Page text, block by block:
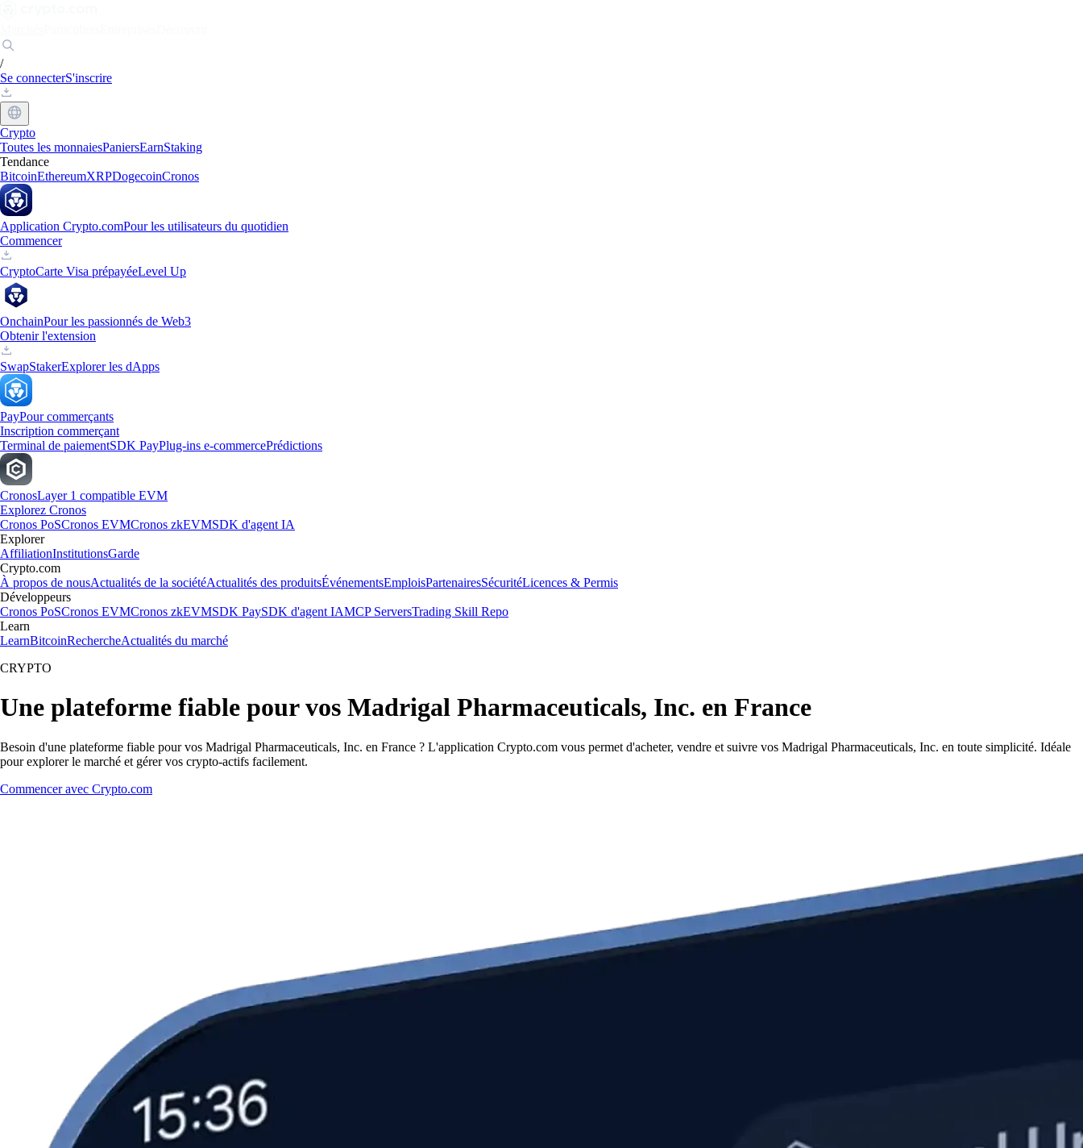
/
Se connecterS'inscrire
Crypto
Toutes les monnaiesPaniersEarnStaking
Tendance
BitcoinEthereumXRPDogecoinCronos
Application Crypto.comPour les utilisateurs du quotidien
Commencer
CryptoCarte Visa prépayéeLevel Up
OnchainPour les passionnés de Web3
Obtenir l'extension
SwapStakerExplorer les dApps
PayPour commerçants
Inscription commerçant
Terminal de paiementSDK PayPlug-ins e-commercePrédictions
CronosLayer 1 compatible EVM
Explorez Cronos
Cronos PoSCronos EVMCronos zkEVMSDK d'agent IA
Explorer
AffiliationInstitutionsGarde
Crypto.com
À propos de nousActualités de la sociétéActualités des produitsÉvénementsEmploisPartenairesSécuritéLicences & Permis
Développeurs
Cronos PoSCronos EVMCronos zkEVMSDK PaySDK d'agent IAMCP ServersTrading Skill Repo
Learn
LearnBitcoinRechercheActualités du marché
CRYPTO
Une plateforme fiable pour vos Madrigal Pharmaceuticals, Inc. en France
Besoin d'une plateforme fiable pour vos Madrigal Pharmaceuticals, Inc. en France ? L'application Crypto.com vous permet d'acheter, vendre et suivre vos Madrigal Pharmaceuticals, Inc. en toute simplicité. Idéale
pour explorer le marché et gérer vos crypto-actifs facilement.
Commencer avec Crypto.com